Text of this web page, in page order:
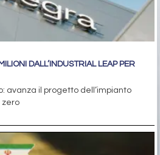
DALL’INDUSTRIAL LEAP PER
avanza il progetto dell’impianto
zero